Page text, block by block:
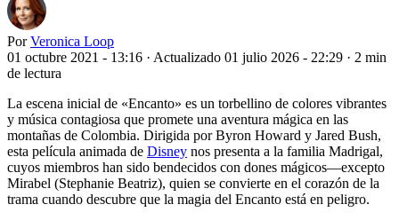
Por Veronica Loop
01 octubre 2021 - 13:16 · Actualizado 01 julio 2026 - 22:29 · 2 min
de lectura
La escena inicial de «Encanto» es un torbellino de colores vibrantes
y música contagiosa que promete una aventura mágica en las
montañas de Colombia. Dirigida por Byron Howard y Jared Bush,
esta película animada de Disney nos presenta a la familia Madrigal,
cuyos miembros han sido bendecidos con dones mágicos—excepto
Mirabel (Stephanie Beatriz), quien se convierte en el corazón de la
trama cuando descubre que la magia del Encanto está en peligro.